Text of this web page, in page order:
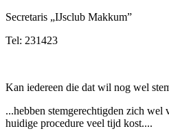
Secretaris „IJsclub Makkum”
Tel: 231423
Kan iedereen die dat wil nog wel
...hebben stemgerechtigden zich wel
huidige procedure veel tijd kost....